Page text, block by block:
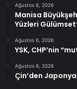
Ağustos 6, 2026
Manisa
Yüzleri
Ağustos 6, 2026
YSK, CHP’nin
Ağustos 6, 2026
Çin’den Japonya